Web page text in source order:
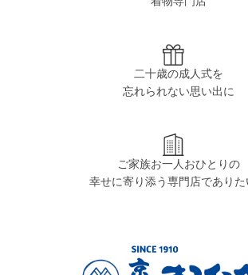
二十歳の成人式を
忘れられない思い出に
ご家族お一人おひとりの
幸せに寄り添う専門店でありた